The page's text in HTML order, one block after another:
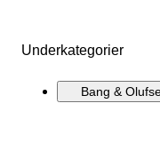
Underkategorier
Bang &